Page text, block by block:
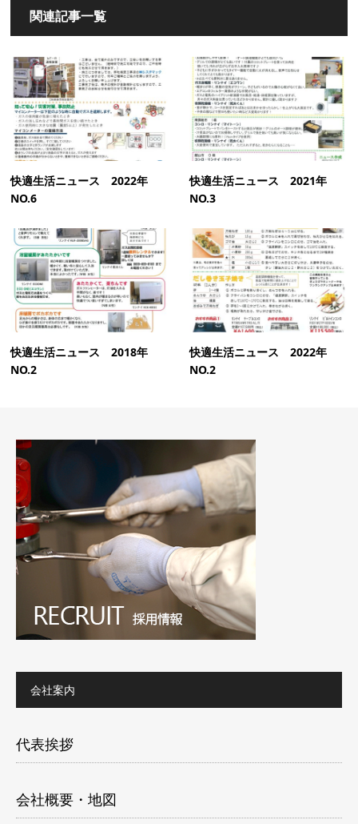
関連記事一覧
快適生活ニュース 2022年
NO.6
快適生活ニュース 2021年
NO.3
快適生活ニュース 2018年
NO.2
快適生活ニュース 2022年
NO.2
会社案内
代表挨拶
会社概要・地図